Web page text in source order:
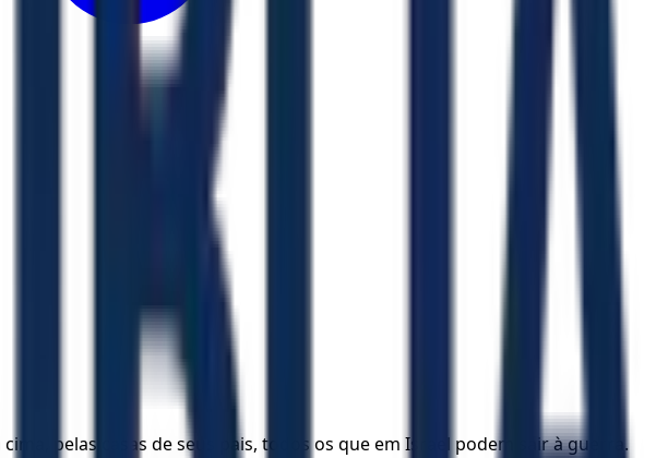
pelas casas de seus pais, todos os que em Israel podem sair à guerra.